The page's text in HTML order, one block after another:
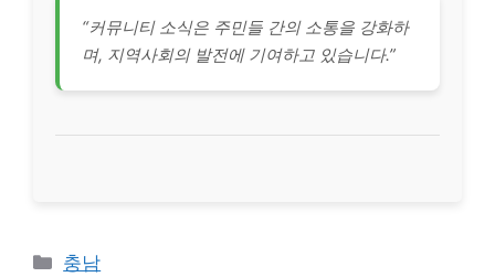
“커뮤니티 소식은 주민들 간의 소통을 강화하
며, 지역사회의 발전에 기여하고 있습니다.”
Categories
충남